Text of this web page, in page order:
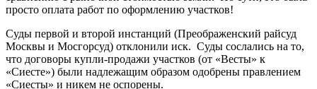
просто оплата работ по оформлению участков!
Суды первой и второй инстанций (Преображенский райсуд
Москвы и Мосгорсуд) отклонили иск. Суды сослались на то,
что договоры купли-продажи участков (от «Весты» к
«Сиесте») были надлежащим образом одобрены правлением
«Сиесты» и никем не оспорены.